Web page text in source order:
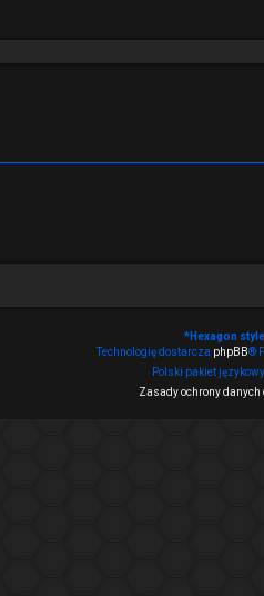
*Hexagon
Technologię dostarcza phpBB®
Polski pakiet
Zasady ochrony danych